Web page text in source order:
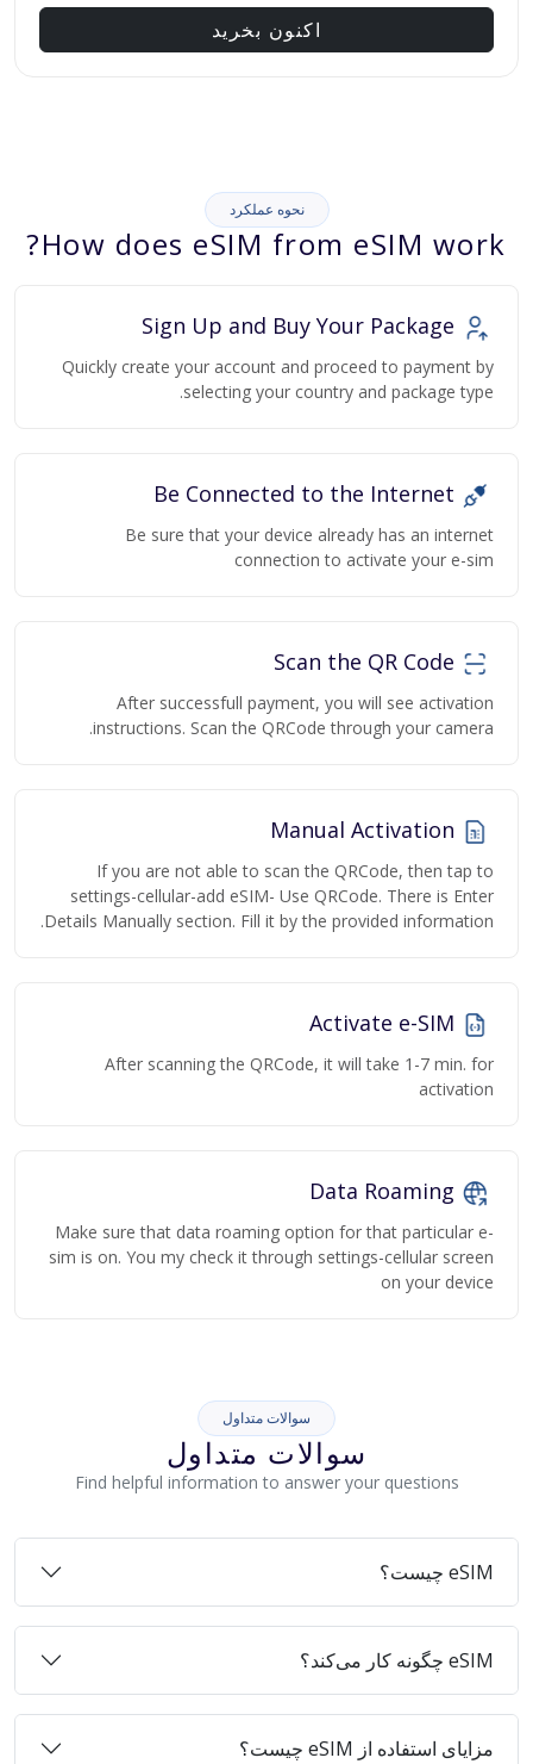
اکنون بخرید
نحوه عملکرد
How does eSIM from eSIM work?
Quickly create your account and proceed to payment by
selecting your country and package type.
Be sure that your device already has an internet
connection to activate your e-sim
After successfull payment, you will see activation
instructions. Scan the QRCode through your camera.
If you are not able to scan the QRCode, then tap to
settings-cellular-add eSIM- Use QRCode. There is Enter
Details Manually section. Fill it by the provided information.
After scanning the QRCode, it will take 1-7 min. for
activation
Make sure that data roaming option for that particular e-
sim is on. You my check it through settings-cellular screen
on your device
سوالات متداول
سوالات متداول
Find helpful information to answer your questions
eSIM چیست؟
eSIM چگونه کار می‌کند؟
مزایای استفاده از eSIM چیست؟